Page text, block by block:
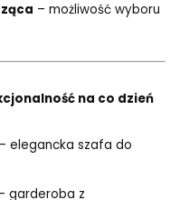
– możliwość wyboru
na co dzień
– elegancka szafa do
garderoba z